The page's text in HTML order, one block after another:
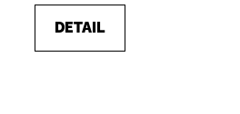
DETAIL